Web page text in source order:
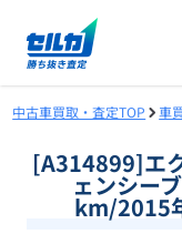
中古車買取・査定TOP 車
[A314899]エ
ェンシー
km/2015